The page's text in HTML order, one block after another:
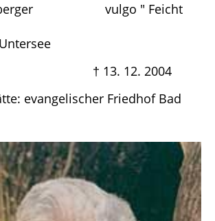
vulgo " Feicht
† 13. 12. 2004
evangelischer Friedhof Bad